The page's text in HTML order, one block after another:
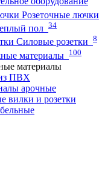
Розеточные лючки
пол 34
Силовые розетки 8
материалы 100
материалы
ПВХ
арочные
вилки и розетки